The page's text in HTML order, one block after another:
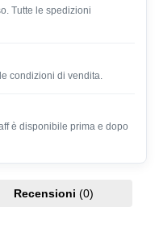
Tutte le spedizioni
condizioni di vendita.
è disponibile prima e dopo
Recensioni (0)